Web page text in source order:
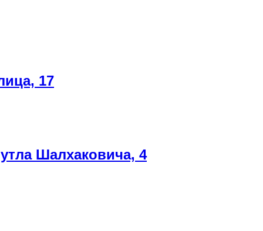
17
Шалхаковича, 4